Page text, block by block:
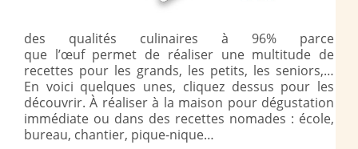
des qualités culinaires à 96% parce
que l’œuf permet de réaliser une multitude de
recettes pour les grands, les petits, les seniors,…
En voici quelques unes, cliquez dessus pour les
découvrir. À réaliser à la maison pour dégustation
immédiate ou dans des recettes nomades : école,
bureau, chantier, pique-nique…